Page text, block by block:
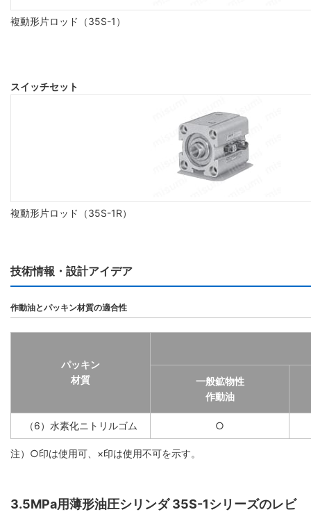
複動形片ロッド（35S-1）
スイッチセット
複動形片ロッド（35S-1R）
技術情報・設計アイデア
作動油とパッキン材質の適合性
パッキン
材質
一般鉱物性
作動油
（6）水素化ニトリルゴム ○
注）○印は使用可、×印は使用不可を示す。
3.5MPa用薄形油圧シリンダ 35S-1シリーズのレビ